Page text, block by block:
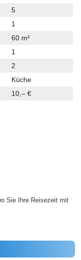
5
1
60 m²
1
2
Küche
10,– €
Sie Ihre Reisezeit mit